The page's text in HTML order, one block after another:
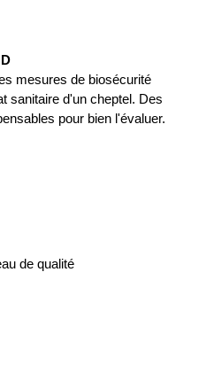
mesures de biosécurité
sanitaire d'un cheptel. Des
pour bien l'évaluer.
de qualité